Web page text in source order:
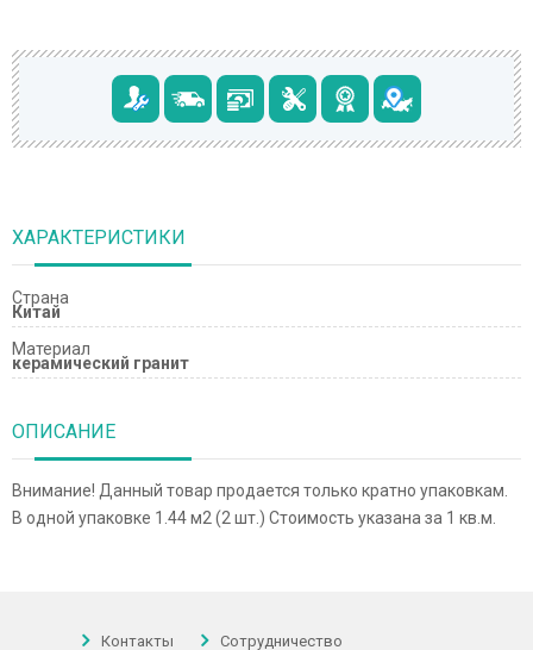
ХАРАКТЕРИСТИКИ
Страна
Китай
Материал
керамический гранит
ОПИСАНИЕ
Внимание! Данный товар продается только кратно упаковкам.
В одной упаковке 1.44 м2 (2 шт.) Стоимость указана за 1 кв.м.
Контакты Сотрудничество